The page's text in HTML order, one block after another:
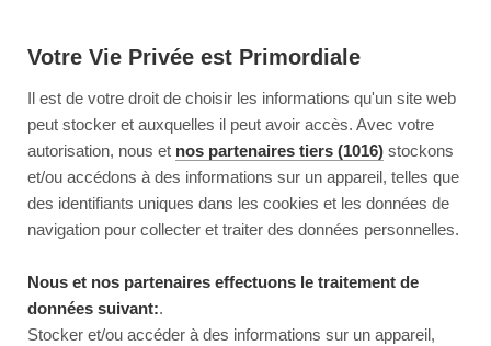
Votre Vie Privée est Primordiale
Il est de votre droit de choisir les informations qu'un site web
peut stocker et auxquelles il peut avoir accès. Avec votre
autorisation, nous et nos partenaires tiers (1016) stockons
et/ou accédons à des informations sur un appareil, telles que
des identifiants uniques dans les cookies et les données de
navigation pour collecter et traiter des données personnelles.
Nous et nos partenaires effectuons le traitement de
données suivant:.
Stocker et/ou accéder à des informations sur un appareil,